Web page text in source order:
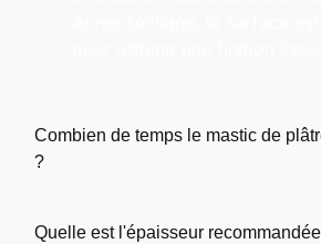
Combien de temps le mastic de
?
Quelle est l'épaisseur